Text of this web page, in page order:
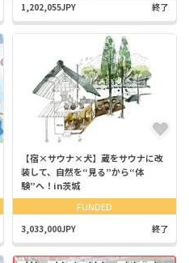
1,202,055JPY 終了
【宿×サウナ×犬】蔵をサウナに改
装して、自然を“見る”から“体
験”へ！in茨城
FUNDED
3,033,000JPY 終了